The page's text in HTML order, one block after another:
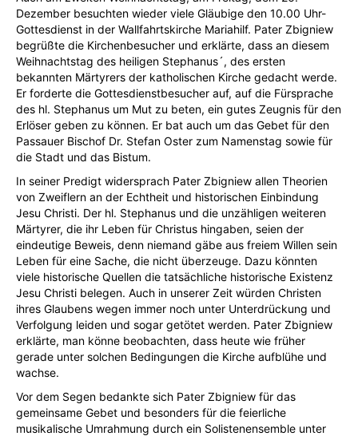
Dezember besuchten wieder viele Gläubige den 10.00 Uhr-
Gottesdienst in der Wallfahrtskirche Mariahilf. Pater Zbigniew
begrüßte die Kirchenbesucher und erklärte, dass an diesem
Weihnachtstag des heiligen Stephanus´, des ersten
bekannten Märtyrers der katholischen Kirche gedacht werde.
Er forderte die Gottesdienstbesucher auf, auf die Fürsprache
des hl. Stephanus um Mut zu beten, ein gutes Zeugnis für den
Erlöser geben zu können. Er bat auch um das Gebet für den
Passauer Bischof Dr. Stefan Oster zum Namenstag sowie für
die Stadt und das Bistum.
In seiner Predigt widersprach Pater Zbigniew allen Theorien
von Zweiflern an der Echtheit und historischen Einbindung
Jesu Christi. Der hl. Stephanus und die unzähligen weiteren
Märtyrer, die ihr Leben für Christus hingaben, seien der
eindeutige Beweis, denn niemand gäbe aus freiem Willen sein
Leben für eine Sache, die nicht überzeuge. Dazu könnten
viele historische Quellen die tatsächliche historische Existenz
Jesu Christi belegen. Auch in unserer Zeit würden Christen
ihres Glaubens wegen immer noch unter Unterdrückung und
Verfolgung leiden und sogar getötet werden. Pater Zbigniew
erklärte, man könne beobachten, dass heute wie früher
gerade unter solchen Bedingungen die Kirche aufblühe und
wachse.
Vor dem Segen bedankte sich Pater Zbigniew für das
gemeinsame Gebet und besonders für die feierliche
musikalische Umrahmung durch ein Solistenensemble unter